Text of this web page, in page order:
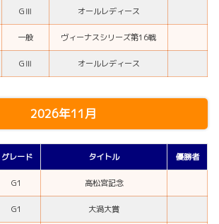
GⅢ オールレディース
一般 ヴィーナスシリーズ第16戦
GⅢ オールレディース
2026年11月
グレード タイトル 優勝者
G1 高松宮記念
G1 大渦大賞